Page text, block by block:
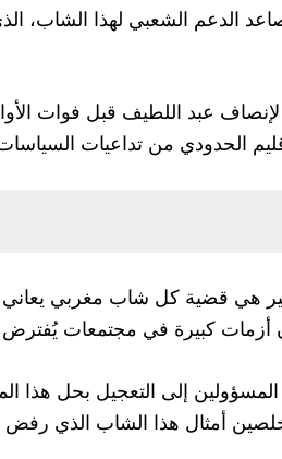
الدعم الشعبي لهذا الشاب،
عبد اللطيف قبل فوات
الحدودي من تداعيات
هي قضية كل شاب مغربي يعاني
أزمات كبيرة في مجتمعات يُفترض
إلى التعجيل بحل هذا
أمثال هذا الشاب الذي